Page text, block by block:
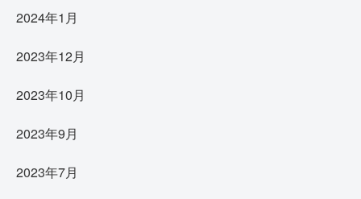
2024年1月
2023年12月
2023年10月
2023年9月
2023年7月